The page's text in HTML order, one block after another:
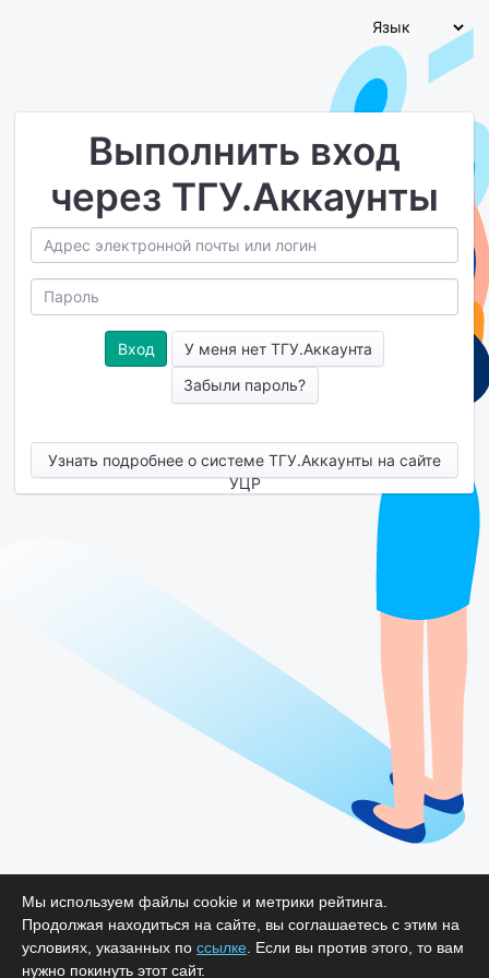
Выполнить вход
через ТГУ.Аккаунты
У меня нет ТГУ.Аккаунта
Забыли пароль?
Узнать подробнее о системе ТГУ.Аккаунты на сайте
УЦР
Мы используем файлы cookie и метрики рейтинга.
Продолжая находиться на сайте, вы соглашаетесь с этим на
условиях, указанных по ссылке . Если вы против этого, то вам
нужно покинуть этот сайт.